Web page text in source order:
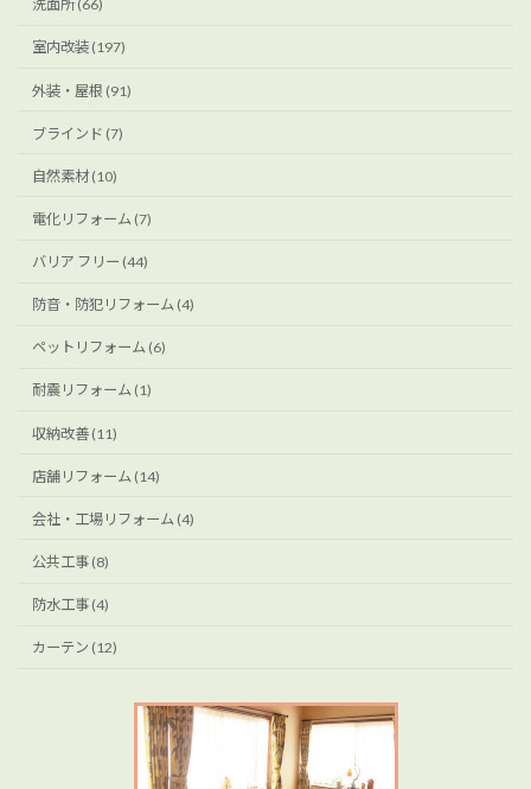
洗面所 (66)
室内改装 (197)
外装・屋根 (91)
ブラインド (7)
自然素材 (10)
電化リフォーム (7)
バリア フリー (44)
防音・防犯リフォーム (4)
ペットリフォーム (6)
耐震リフォーム (1)
収納改善 (11)
店舗リフォーム (14)
会社・工場リフォーム (4)
公共工事 (8)
防水工事 (4)
カーテン (12)